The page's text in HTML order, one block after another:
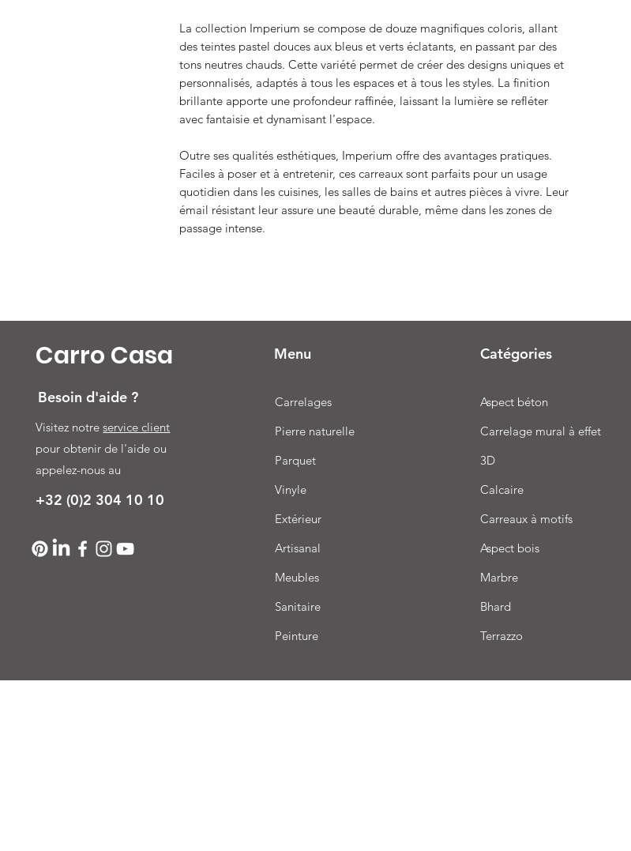
La collection Imperium se compose de douze magnifiques coloris, allant
des teintes pastel douces aux bleus et verts éclatants, en passant par des
tons neutres chauds. Cette variété permet de créer des designs uniques et
personnalisés, adaptés à tous les espaces et à tous les styles. La finition
brillante apporte une profondeur raffinée, laissant la lumière se refléter
avec fantaisie et dynamisant l'espace.
Outre ses qualités esthétiques, Imperium offre des avantages pratiques.
Faciles à poser et à entretenir, ces carreaux sont parfaits pour un usage
quotidien dans les cuisines, les salles de bains et autres pièces à vivre. Leur
émail résistant leur assure une beauté durable, même dans les zones de
passage intense.
Carro Casa
Besoin d'aide ?
Visitez notreservice client
pour obtenir de l'aide ou
appelez-nous au
+32 (0)2 304 10 10
Menu
Carrelages
Pierre naturelle
Parquet
Vinyle
Extérieur
Artisanal
Meubles
Sanitaire
Peinture
Catégories
Aspect béton
Carrelage mural à effet
3D
Calcaire
Carreaux à motifs
Aspect bois
Marbre
Bhard
Terrazzo